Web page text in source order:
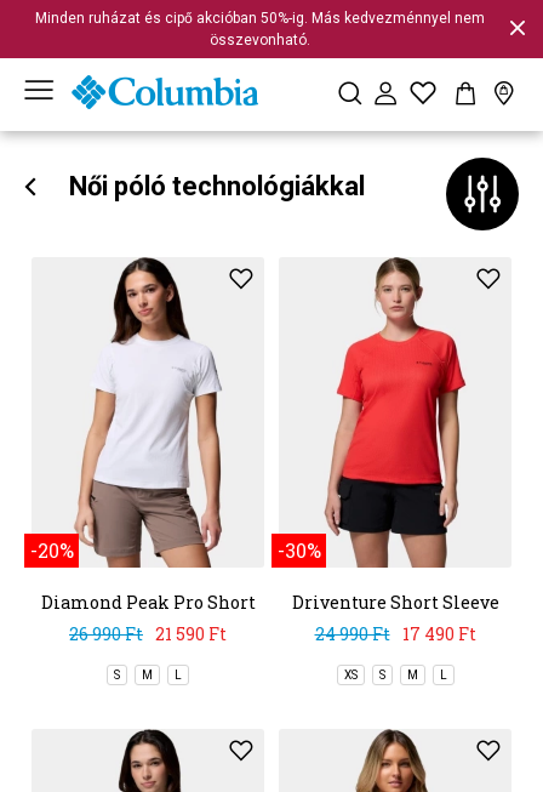
Minden ruházat és cipő akcióban 50%-ig. Más kedvezménnyel nem
összevonható.
Női póló technológiákkal
-20%
Diamond Peak Pro Short
Sleeve Shirt
26 990 Ft 21 590 Ft
S M L
-30%
Driventure Short Sleeve
24 990 Ft
17 490 Ft
XS S M L